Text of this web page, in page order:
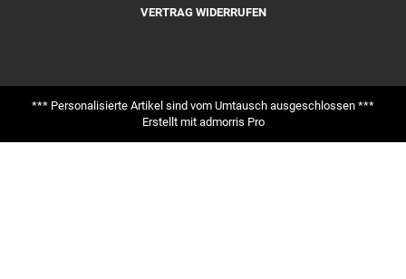
VERTRAG WIDERRUFEN
*** Personalisierte Artikel sind vom Umtausch ausgeschlossen ***
Erstellt mit admorris Pro